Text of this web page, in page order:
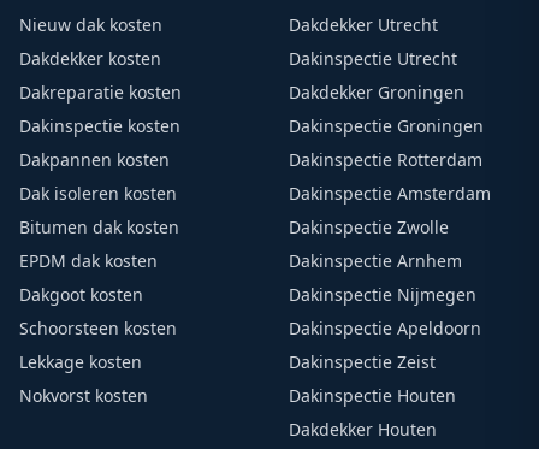
Nieuw dak kosten
Dakdekker kosten
Dakreparatie kosten
Dakinspectie kosten
Dakpannen kosten
Dak isoleren kosten
Bitumen dak kosten
EPDM dak kosten
Dakgoot kosten
Schoorsteen kosten
Lekkage kosten
Nokvorst kosten
Dakdekker Utrecht
Dakinspectie Utrecht
Dakdekker Groningen
Dakinspectie Groningen
Dakinspectie Rotterdam
Dakinspectie Amsterdam
Dakinspectie Zwolle
Dakinspectie Arnhem
Dakinspectie Nijmegen
Dakinspectie Apeldoorn
Dakinspectie Zeist
Dakinspectie Houten
Dakdekker Houten